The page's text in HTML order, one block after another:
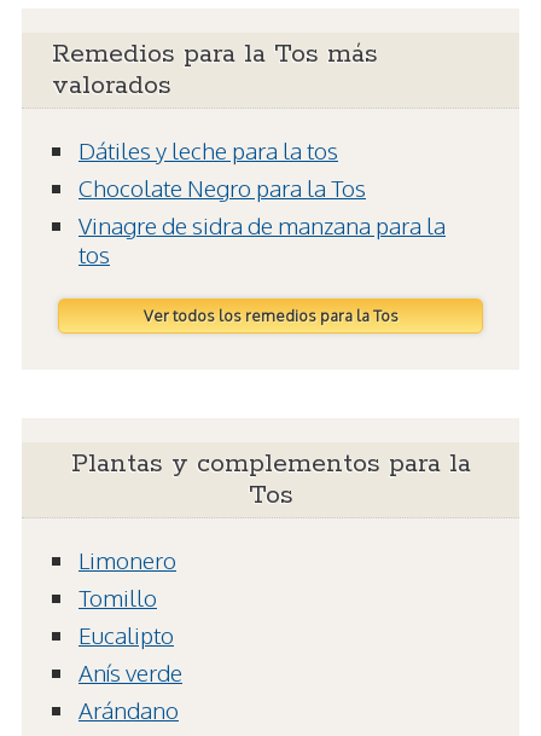
Remedios para la Tos más
valorados
Dátiles y leche para la tos
Chocolate Negro para la Tos
Vinagre de sidra de manzana para la
tos
Ver todos los remedios para la Tos
Plantas y complementos para la
Tos
Limonero
Tomillo
Eucalipto
Anís verde
Arándano